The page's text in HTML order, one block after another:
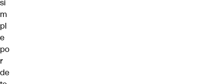
si
m
pl
e
po
r
de